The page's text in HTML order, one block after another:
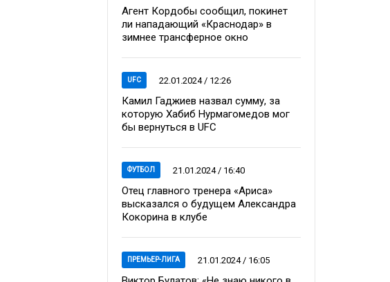
Агент Кордобы сообщил, покинет
ли нападающий «Краснодар» в
зимнее трансферное окно
UFC 22.01.2024 / 12:26
Камил Гаджиев назвал сумму, за
которую Хабиб Нурмагомедов мог
бы вернуться в UFC
ФУТБОЛ 21.01.2024 / 16:40
Отец главного тренера «Ариса»
высказался о будущем Александра
Кокорина в клубе
ПРЕМЬЕР-ЛИГА 21.01.2024 / 16:05